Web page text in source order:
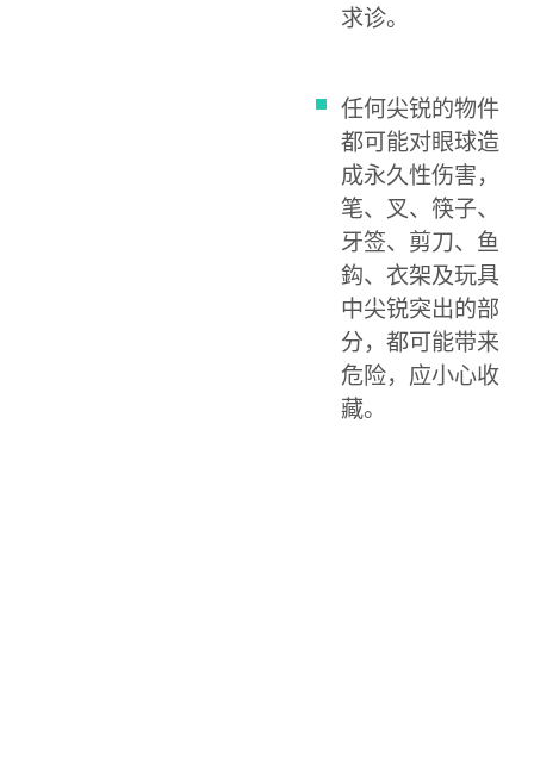
求诊。
任何尖锐的物件
都可能对眼球造
成永久性伤害，
笔、叉、筷子、
牙签、剪刀、鱼
鈎、衣架及玩具
中尖锐突出的部
分，都可能带来
危险，应小心收
藏。